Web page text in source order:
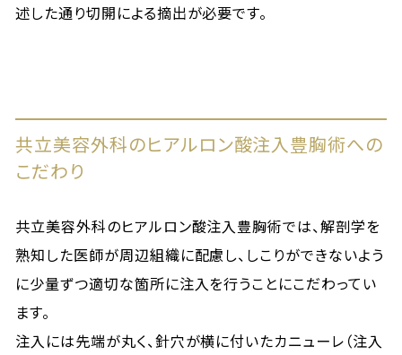
述した通り切開による摘出が必要です。
共立美容外科のヒアルロン酸注入豊胸術への
こだわり
共立美容外科のヒアルロン酸注入豊胸術では、解剖学を
熟知した医師が周辺組織に配慮し、しこりができないよう
に少量ずつ適切な箇所に注入を行うことにこだわってい
ます。
注入には先端が丸く、針穴が横に付いたカニューレ（注入